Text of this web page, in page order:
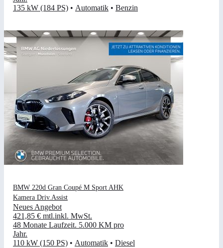
135 kW (184 PS) • Automatik • Benzin
BMW 220d Gran Coupé M Sport AHK
Kamera Driv.Assist
Neues Angebot
421,85 € mtl.inkl. MwSt.
48 Monate Laufzeit. 5.000 KM pro
Jahr.
110 kW (150 PS) • Automatik • Diesel